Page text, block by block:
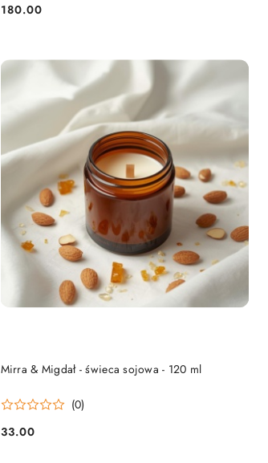
Cena:
180.00
Mirra & Migdał - świeca sojowa - 120 ml
(0)
Cena:
33.00
DO KOSZYKA